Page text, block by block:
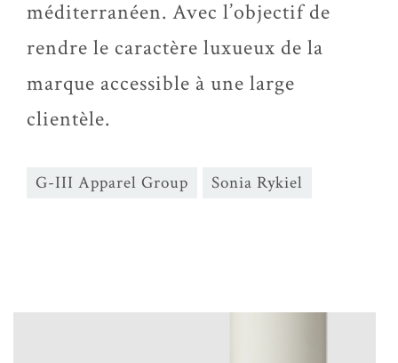
méditerranéen. Avec l’objectif de
rendre le caractère luxueux de la
marque accessible à une large
clientèle.
G-III Apparel Group Sonia Rykiel